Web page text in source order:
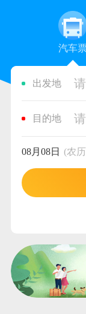
汽车
出发地
目的地
08月08日 (农